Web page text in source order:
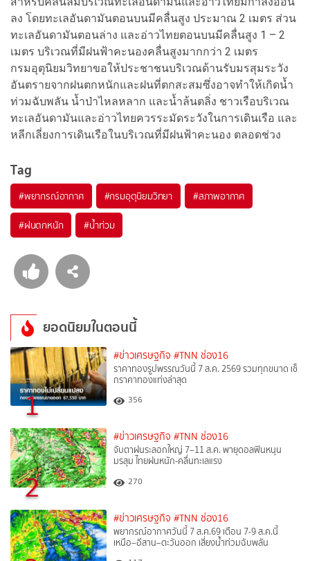
ลง โดยทะเลอันดามันตอนบนมีคลื่นสูง ประมาณ 2 เมตร ส่วน
ทะเลอันดามันตอนล่าง และอ่าวไทยตอนบนมีคลื่นสูง 1 – 2
เมตร บริเวณที่มีฝนฟ้าคะนองคลื่นสูงมากกว่า 2 เมตร
กรมอุตุนิยมวิทยาขอให้ประชาชนบริเวณด้านรับมรสุมระวัง
อันตรายจากฝนตกหนักและฝนที่ตกสะสมซึ่งอาจทำให้เกิดน้ำ
ท่วมฉับพลัน น้ำป่าไหลหลาก และน้ำล้นตลิ่ง ชาวเรือบริเวณ
ทะเลอันดามันและอ่าวไทยควรระมัดระวังในการเดินเรือ และ
หลีกเลี่ยงการเดินเรือในบริเวณที่มีฝนฟ้าคะนอง ตลอดช่วง
Tag
#พยากรณ์อากาศ #กรมอุตุนิยมวิทยา #สภาพอากาศ
#ฝนตกหนัก #น้ำท่วม
ยอดนิยมในตอนนี้
1
#ข่าวเศรษฐกิจ #TNN ช่อง16
ราคาทองรูปพรรณวันนี้ 7 ส.ค. 2569 รวมทุกขนาด เช็
กราคาทองแท่งล่าสุด
356
2
#ข่าวเศรษฐกิจ #TNN ช่อง16
จับตาฝนระลอกใหญ่ 7–11 ส.ค. พายุดอลฟินหนุน
มรสุม ไทยฝนหนัก-คลื่นทะเลแรง
270
#ข่าวเศรษฐกิจ #TNN ช่อง16
พยากรณ์อากาศวันนี้ 7 ส.ค.69 เตือน 7-9 ส.ค.นี้
เหนือ–อีสาน–ตะวันออก เสี่ยงน้ำท่วมฉับพลัน